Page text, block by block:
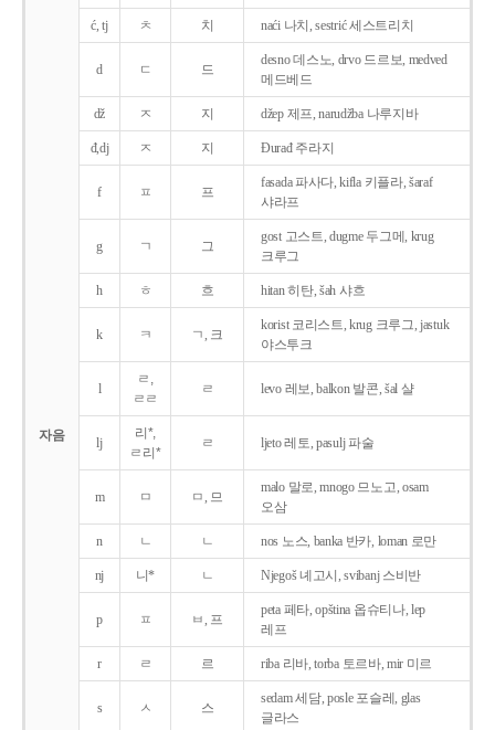
자음
ć, tj ㅊ 치 naći 나치, sestrić 세스트리치
d ㄷ 드
desno 데스노, drvo 드르보, medved
메드베드
dž ㅈ 지 džep 제프, narudžba 나루지바
đ,dj ㅈ 지 Ðurađ 주라지
f ㅍ 프
fasada 파사다, kifla 키플라, šaraf
샤라프
g ㄱ 그
gost 고스트, dugme 두그메, krug
크루그
h ㅎ 흐 hitan 히탄, šah 샤흐
k ㅋ ㄱ, 크
korist 코리스트, krug 크루그, jastuk
야스투크
l
ㄹ,
ㄹㄹ
ㄹ levo 레보, balkon 발콘, šal 샬
lj
리*,
ㄹ리*
ㄹ ljeto 레토, pasulj 파술
m ㅁ ㅁ, 므
malo 말로, mnogo 므노고, osam
오삼
n ㄴ ㄴ nos 노스, banka 반카, loman 로만
nj 니* ㄴ Njegoš 녜고시, svibanj 스비반
p ㅍ ㅂ, 프
peta 페타, opština 옵슈티나, lep
레프
r ㄹ 르 riba 리바, torba 토르바, mir 미르
s ㅅ 스
sedam 세담, posle 포슬레, glas
글라스